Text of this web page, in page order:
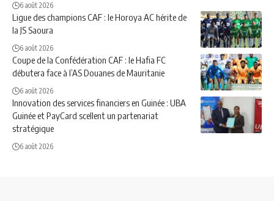
6 août 2026
Ligue des champions CAF : le Horoya AC hérite de
la JS Saoura
6 août 2026
Coupe de la Confédération CAF : le Hafia FC
débutera face à l’AS Douanes de Mauritanie
6 août 2026
Innovation des services financiers en Guinée : UBA
Guinée et PayCard scellent un partenariat
stratégique
6 août 2026